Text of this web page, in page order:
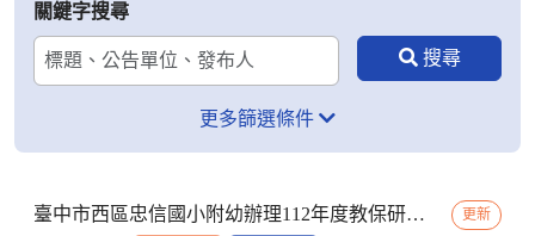
關鍵字搜尋
更多篩選條件
臺中市西區忠信國小附幼辦理112年度教保研習─ 「嬰幼用藥安全~就是「藥」你好好的」，請鼓勵貴校(園)教保服務人員踴躍參加 更新